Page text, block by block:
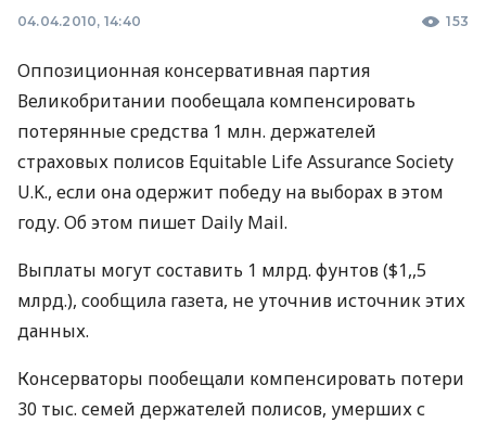
04.04.2010, 14:40 153
Оппозиционная консервативная партия
Великобритании пообещала компенсировать
потерянные средства 1 млн. держателей
страховых полисов Equitable Life Assurance Society
U.K., если она одержит победу на выборах в этом
году. Об этом пишет Daily Mail.
Выплаты могут составить 1 млрд. фунтов ($1,,5
млрд.), сообщила газета, не уточнив источник этих
данных.
Консерваторы пообещали компенсировать потери
30 тыс. семей держателей полисов, умерших с